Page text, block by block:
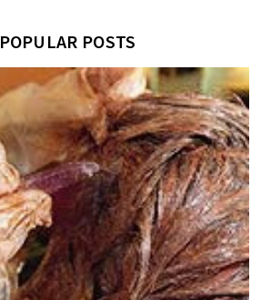
POPULAR POSTS